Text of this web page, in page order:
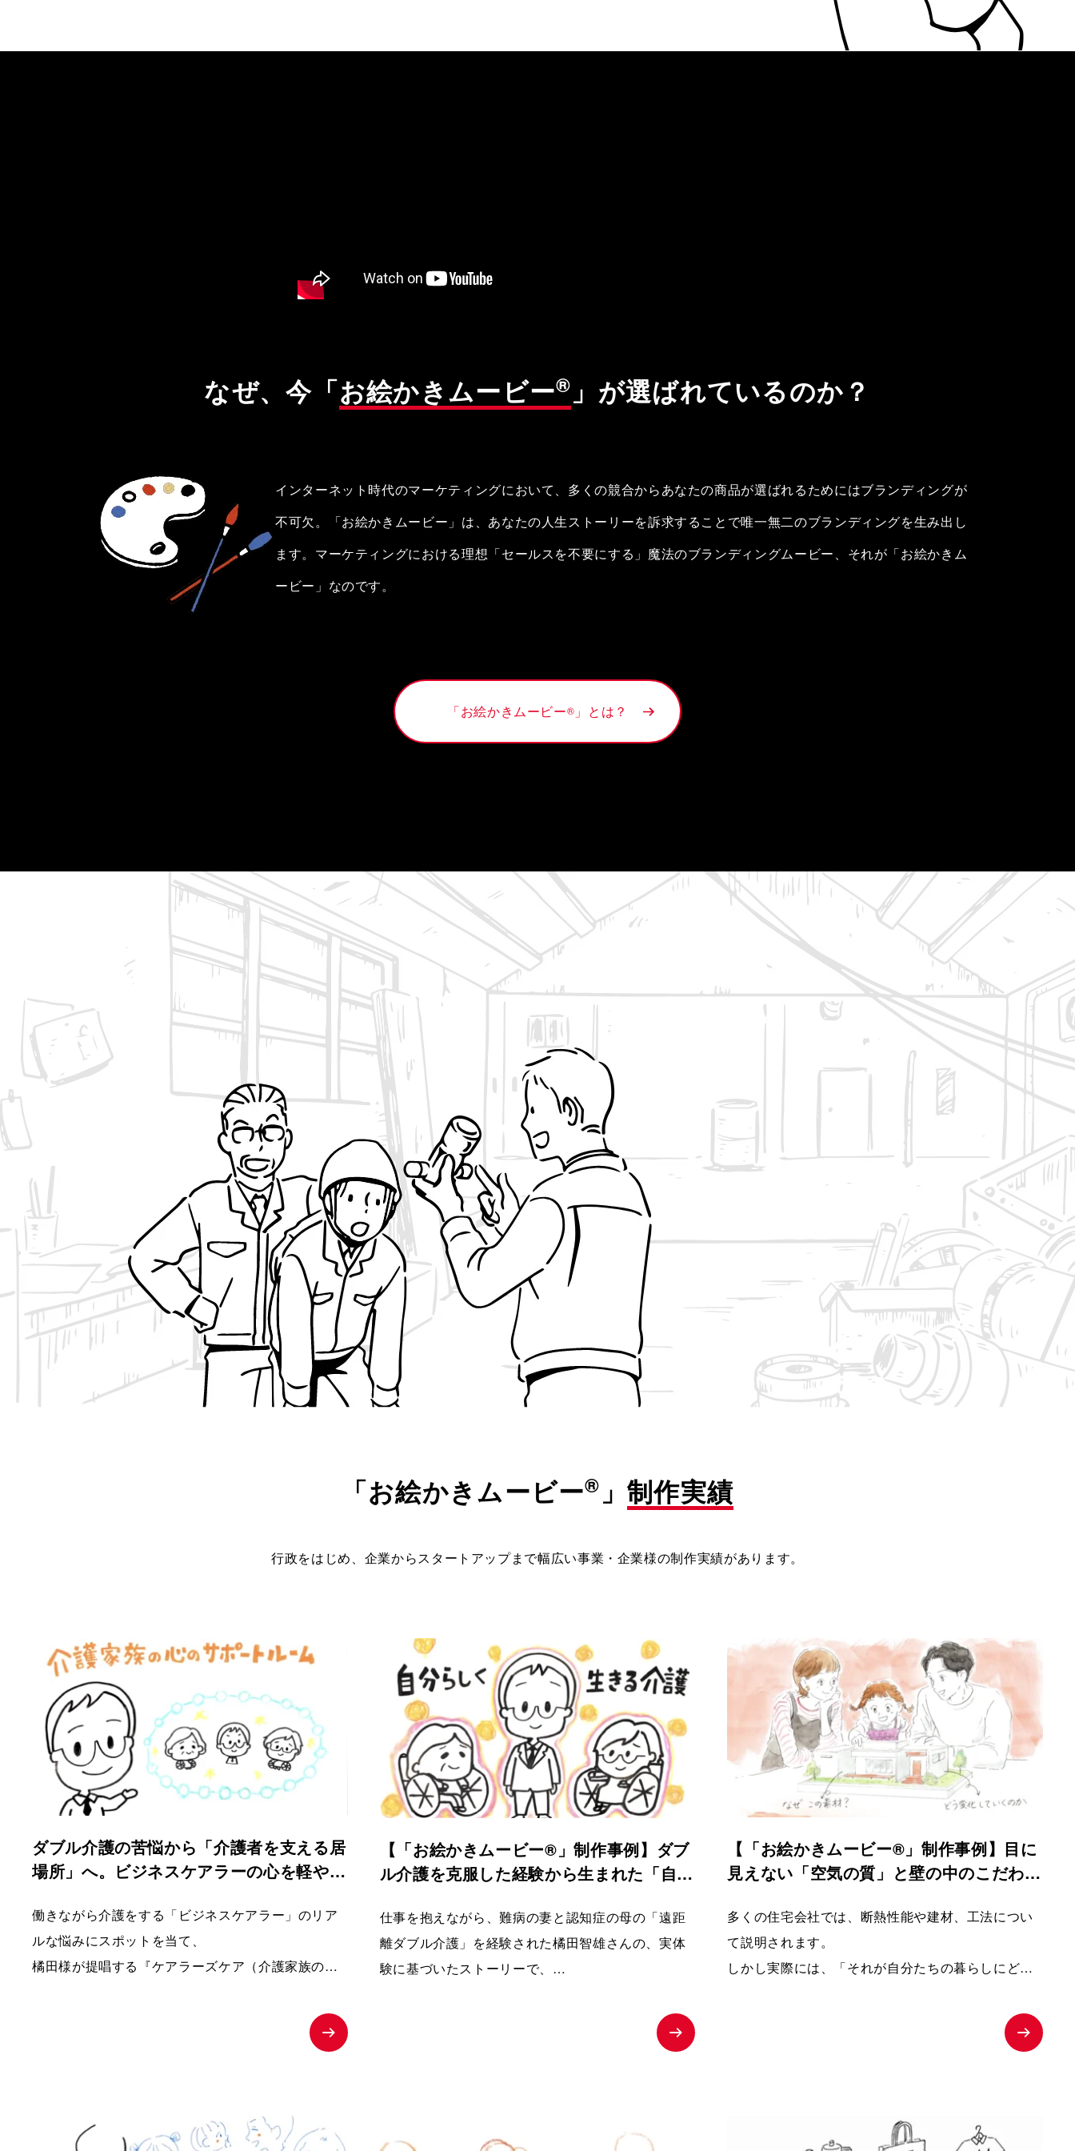
なぜ、今「お絵かきムービー® 」が選ばれているのか？
インターネット時代のマーケティングにおいて、多くの競合からあなたの商品が選ばれるためにはブランディングが
不可欠。「お絵かきムービー」は、あなたの人生ストーリーを訴求することで唯一無二のブランディングを生み出し
ます。マーケティングにおける理想「セールスを不要にする」魔法のブランディングムービー、それが「お絵かきム
ービー」なのです。
「お絵かきムービー® 」とは？
「お絵かきムービー® 」 制作実績
行政をはじめ、企業からスタートアップまで幅広い事業・企業様の制作実績があります。
ダブル介護の苦悩から「介護者を支える居
場所」へ。ビジネスケアラーの心を軽やか
働きながら介護をする「ビジネスケアラー」のリア
ルな悩みにスポットを当て、
橘田様が提唱する『ケアラーズケア（介護家族の心
【「お絵かきムービー®」制作事例】ダブ
ル介護を克服した経験から生まれた「自分
ズケア
仕事を抱えながら、難病の妻と認知症の母の「遠距
離ダブル介護」を経験された橘田智雄さんの、実体
験に基づいたストーリーで、
ヘルスという現代の重要な社会課題にスポットを当
てた、啓発・相談窓口へ繋ぐためのお絵かきムービ
【「お絵かきムービー®」制作事例】目に
見えない「空気の質」と壁の中のこだわり
房キッチンくらぶ
多くの住宅会社では、断熱性能や建材、工法につい
て説明されます。
しかし実際には、「それが自分たちの暮らしにどう
そして、家づくりを通して健康や暮らしが変化して